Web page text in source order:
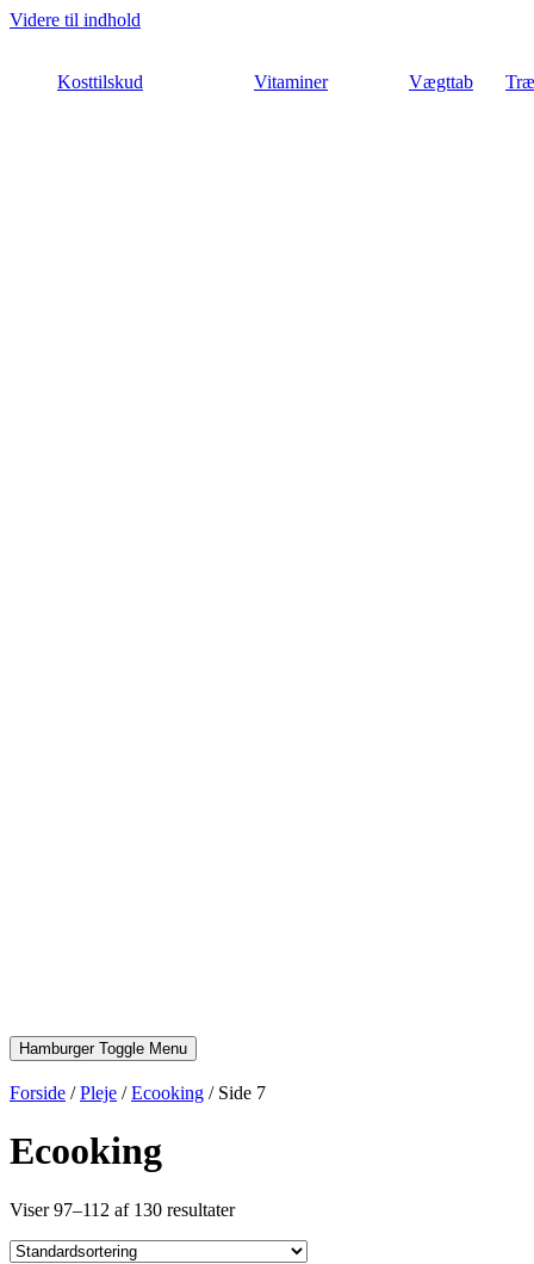
Videre til indhold
Kosttilskud Vitaminer Vægttab
Hamburger Toggle Menu
Forside /Pleje /Ecooking / Side 7
Ecooking
Viser 97–112 af 130 resultater